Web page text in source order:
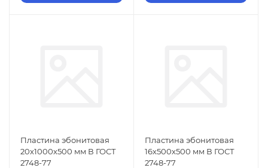
Пластина эбонитовая
20х1000х500 мм В ГОСТ
2748-77
Пластина эбонитовая
16х500х500 мм В ГОСТ
2748-77